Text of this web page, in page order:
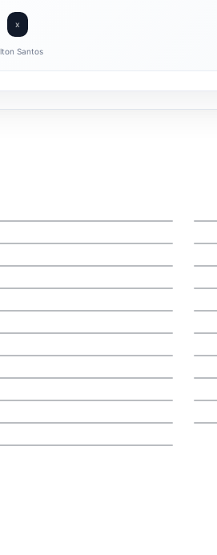
x
Santos
antes de
e
positivo
do Inter
Félix Torres
nas mãos
na hora e
de
pesado